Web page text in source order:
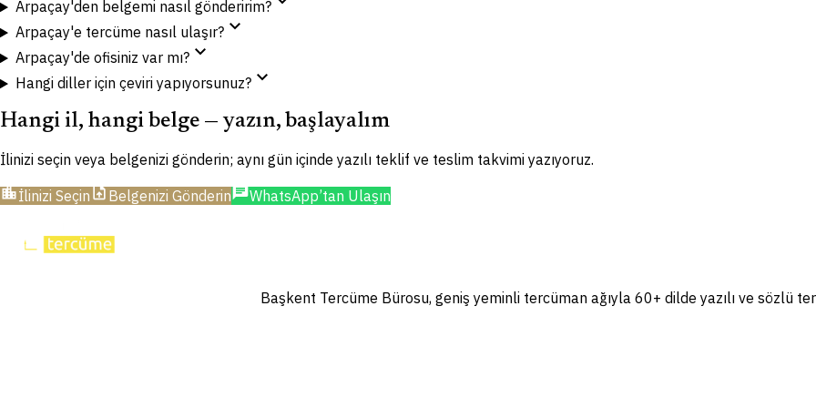
Arpaçay'den belgemi nasıl gönderirim?
Arpaçay'e tercüme nasıl ulaşır?expand_more
Arpaçay'de ofisiniz var mı?expand_more
Hangi diller için çeviri yapıyorsunuz?expand_more
Hangi il, hangi belge — yazın, başlayalım
İlinizi seçin veya belgenizi gönderin; aynı gün içinde yazılı teklif ve teslim takvimi yazıyoruz.
location_cityİlinizi Seçinupload_fileBelgenizi GönderinchatWhatsApp’tan Ulaşın
Başkent Tercüme Bürosu, geniş yeminli tercüman ağıyla 60+ dilde yazılı ve sözlü